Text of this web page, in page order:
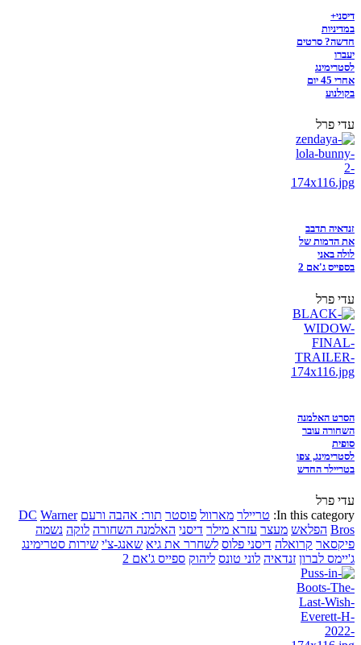
דיסני+
במדיניות
חדשה? סרטים
יעברו
לסטרימינג
אחרי 45 יום
בקולנוע
עדי פרל
זנדאיה תדבב
את הדמות של
לולה באני
בספייס ג'אם 2
עדי פרל
הסרט האלמנה
השחורה עובר
סופית
לסטרימינג, צפו
בטריילר החדש
עדי פרל
In this category: טריילר מארוול פוסטר תור: אהבה ורעם DC Warner
Bros הפלאש מעצר עזרא מילר דיסני האלמנה השחורה לוקה נשמה
פיקסאר קרואלה דיסני פלוס לשחרר את גיא שאנג-צ'י שירות סטרימינג
ג'יימס לברון זנדאיה לוני טונס ליהוק ספייס ג'אם 2